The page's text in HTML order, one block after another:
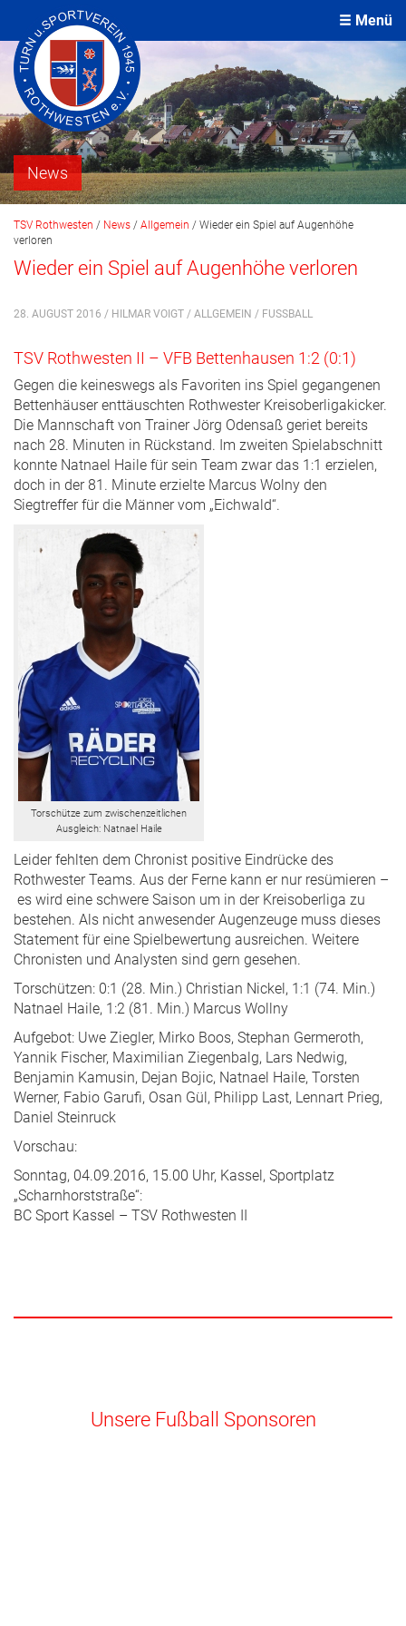
Menü
News
TSV Rothwesten / News / Allgemein / Wieder ein Spiel auf Augenhöhe
verloren
Wieder ein Spiel auf Augenhöhe verloren
28. AUGUST 2016 / HILMAR VOIGT / ALLGEMEIN / FUSSBALL
TSV Rothwesten II – VFB Bettenhausen 1:2 (0:1)
Gegen die keineswegs als Favoriten ins Spiel gegangenen
Bettenhäuser enttäuschten Rothwester Kreisoberligakicker.
Die Mannschaft von Trainer Jörg Odensaß geriet bereits
nach 28. Minuten in Rückstand. Im zweiten Spielabschnitt
konnte Natnael Haile für sein Team zwar das 1:1 erzielen,
doch in der 81. Minute erzielte Marcus Wolny den
Siegtreffer für die Männer vom „Eichwald“.
Torschütze zum zwischenzeitlichen
Ausgleich: Natnael Haile
Leider fehlten dem Chronist positive Eindrücke des
Rothwester Teams. Aus der Ferne kann er nur resümieren –
es wird eine schwere Saison um in der Kreisoberliga zu
bestehen. Als nicht anwesender Augenzeuge muss dieses
Statement für eine Spielbewertung ausreichen. Weitere
Chronisten und Analysten sind gern gesehen.
Torschützen: 0:1 (28. Min.) Christian Nickel, 1:1 (74. Min.)
Natnael Haile, 1:2 (81. Min.) Marcus Wollny
Aufgebot: Uwe Ziegler, Mirko Boos, Stephan Germeroth,
Yannik Fischer, Maximilian Ziegenbalg, Lars Nedwig,
Benjamin Kamusin, Dejan Bojic, Natnael Haile, Torsten
Werner, Fabio Garufi, Osan Gül, Philipp Last, Lennart Prieg,
Daniel Steinruck
Vorschau:
Sonntag, 04.09.2016, 15.00 Uhr, Kassel, Sportplatz
„Scharnhorststraße“:
BC Sport Kassel – TSV Rothwesten II
Unsere Fußball Sponsoren